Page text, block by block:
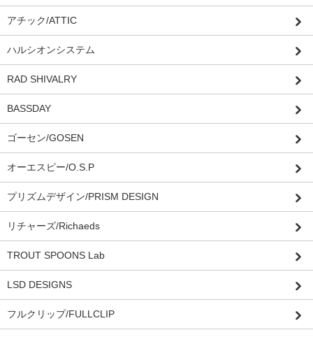
アチック/ATTIC
ハルシオンシステム
RAD SHIVALRY
BASSDAY
ゴーセン/GOSEN
オーエスピー/O.S.P
プリズムデザイン/PRISM DESIGN
リチャーズ/Richaeds
TROUT SPOONS Lab
LSD DESIGNS
フルクリップ/FULLCLIP